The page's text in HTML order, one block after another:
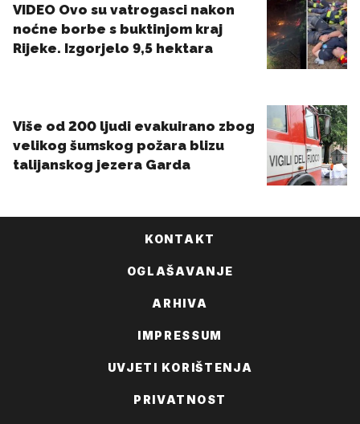
KONTAKT
OGLAŠAVANJE
ARHIVA
IMPRESSUM
UVJETI KORIŠTENJA
PRIVATNOST